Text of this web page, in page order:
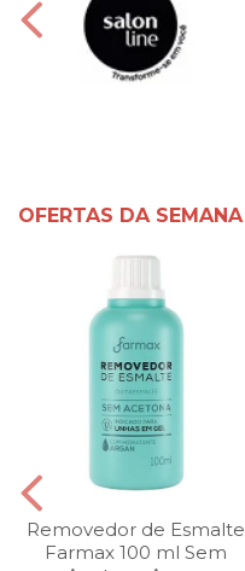
OFERTAS DA SEMANA
Removedor de Esmalte
Farmax 100 ml Sem